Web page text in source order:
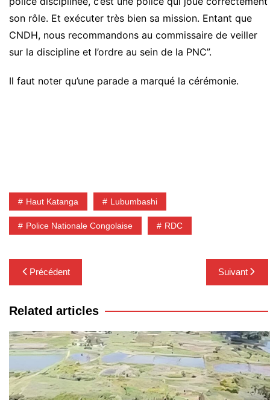
son rôle. Et exécuter très bien sa mission. Entant que
CNDH, nous recommandons au commissaire de veiller
sur la discipline et l’ordre au sein de la PNC”.
Il faut noter qu’une parade a marqué la cérémonie.
Haut Katanga Lubumbashi
Police Nationale Congolaise RDC
Navigation
de
l’article
Précédent Suivant
Related articles